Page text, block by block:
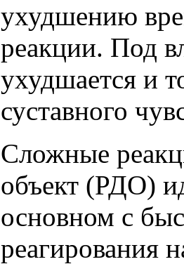
ухудшению
реакции. Под
ухудшается и
суставного
Сложные
объект (РДО)
основном с
реагирования